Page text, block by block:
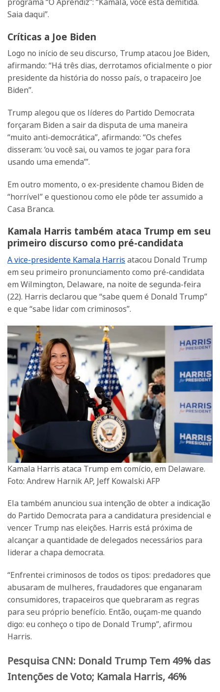
Saia daqui”.
Críticas a Joe Biden
Logo no início de seu discurso, Trump atacou Joe Biden,
afirmando: “Há três dias, derrotamos oficialmente o pior
presidente da história do nosso país, o trapaceiro Joe
Biden”.
Trump alegou que os líderes do Partido Democrata
forçaram Biden a sair da disputa de uma maneira
“muito anti-democrática”, afirmando: “Os chefes
disseram: ‘ou você sai, ou vamos te jogar para fora
usando uma emenda’”.
Em outro momento, o ex-presidente chamou Biden de
“horrível” e questionou como ele pôde ter assumido a
Casa Branca.
Kamala Harris também ataca Trump em seu
primeiro discurso como pré-candidata
A vice-presidente Kamala Harris atacou Donald Trump
em seu primeiro pronunciamento como pré-candidata
em Wilmington, Delaware, na noite de segunda-feira
(22). Harris declarou que “sabe quem é Donald Trump”
e que “sabe lidar com criminosos”.
Kamala Harris ataca Trump em comício, em Delaware.
Foto: Andrew Harnik AP, Jeff Kowalski AFP
Ela também anunciou sua intenção de obter a indicação
do Partido Democrata para a candidatura presidencial e
vencer Trump nas eleições. Harris está próxima de
alcançar a quantidade de delegados necessários para
liderar a chapa democrata.
“Enfrentei criminosos de todos os tipos: predadores que
abusaram de mulheres, fraudadores que enganaram
consumidores, trapaceiros que quebraram as regras
para seu próprio benefício. Então, ouçam-me quando
digo: eu conheço o tipo de Donald Trump”, afirmou
Harris.
Pesquisa CNN: Donald Trump Tem 49% das
Intenções de Voto; Kamala Harris, 46%